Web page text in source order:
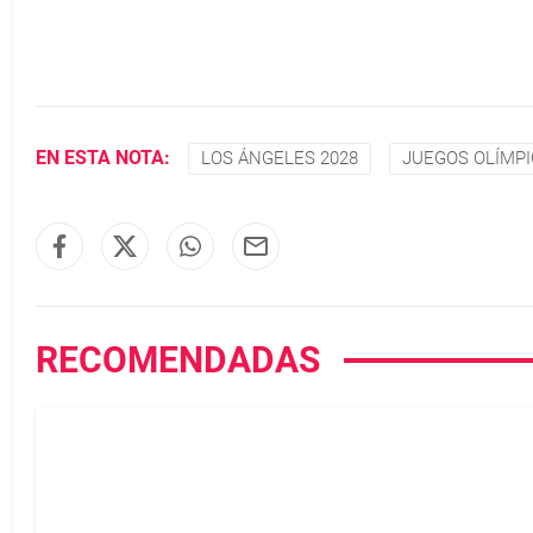
EN ESTA NOTA: LOS ÁNGELES 2028 JUEGOS
RECOMENDADAS